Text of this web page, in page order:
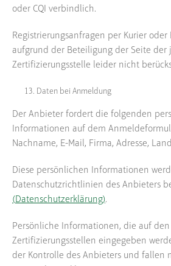
oder CQI verbindlich.
Registrierungsanfragen per Kurier oder
aufgrund der Beteiligung der Seite der
Zertifizierungsstelle leider nicht
Daten bei Anmeldung
Der Anbieter fordert die folgenden
Informationen auf dem
Nachname, E-Mail, Firma, Adresse,
Diese persönlichen Informationen
Datenschutzrichtlinien des Anbieters
(Datenschutzerklärung).
Persönliche Informationen, die auf
Zertifizierungsstellen eingegeben
der Kontrolle des Anbieters und fallen